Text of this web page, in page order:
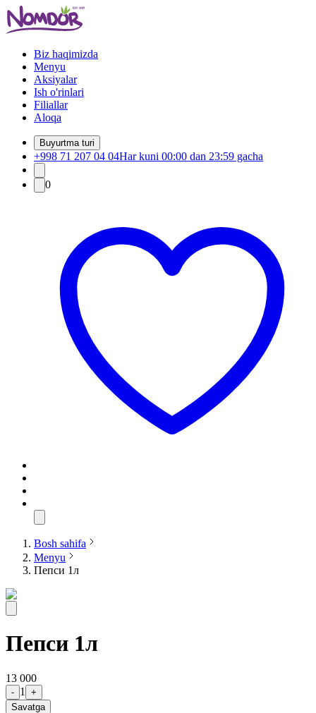
Biz haqimizda
Menyu
Aksiyalar
Ish o'rinlari
Filiallar
Aloqa
Buyurtma turi
+998 71 207 04 04Har kuni 00:00 dan 23:59 gacha
0
Bosh sahifa
Menyu
Пепси 1л
Пепси 1л
13 000
- 1
+
Savatga